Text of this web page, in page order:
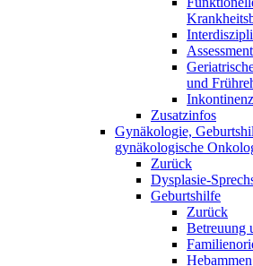
Assessment
und
Inkontinenz
Zusatzinfos
Gynäkologie,
gynäkologische
Zurück
Dysplasie-
Geburtshilfe
Zurück
Betreuung
Hebammen